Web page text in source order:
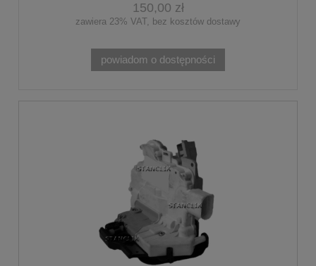
150,00 zł
zawiera 23% VAT, bez kosztów dostawy
powiadom o dostępności